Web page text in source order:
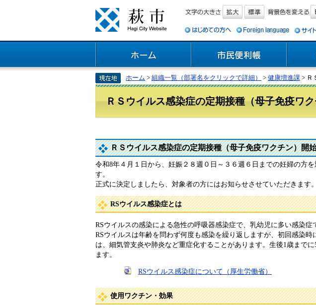
ホーム > 組織一覧（部署名をクリックで詳細） > 健康増進課 > Ｒ
ＲＳウイルス感染症の定期接種（母子免疫ワ
ＲＳウイルス感染症の定期接種（母子免疫ワクチン）開
令和8年４月１日から、妊娠２８週０日～３６週６日までの妊婦の方
す。
正式に決定しましたら、対象者の方にはお知らせさせていただきます。
RSウイルス感染症とは
RSウイルスの感染による急性の呼吸器感染症で、乳幼児に多い感染症
RSウイルスは年齢を問わず何度も感染を繰り返しますが、初回感染
は、細気管支炎や肺炎など重症化することがあります。生後1歳まで
ます。
RSウイルス感染症について（厚生労働省）
使用ワクチン・効果